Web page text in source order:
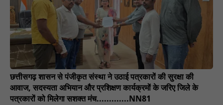
छत्तीसगढ़ शासन से पंजीकृत संस्था ने उठाई पत्रकारों की सुरक्षा की
आवाज, सदस्यता अभियान और प्रशिक्षण कार्यक्रमों के जरिए जिले के
पत्रकारों को मिलेगा सशक्त मंच.............NN81